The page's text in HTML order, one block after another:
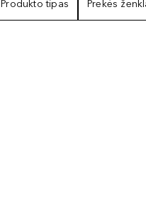
Produkto tipas Prekės